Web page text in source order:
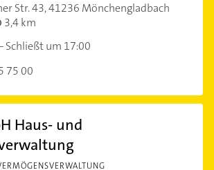
Str. 43,41236 Mönchengladbach
3,4 km
Schließt um 17:00
75 00
Haus- und